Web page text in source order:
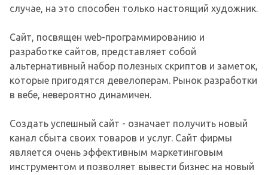
случае, на это способен только настоящий художник.
Сайт, посвящен web-программированию и
разработке сайтов, представляет собой
альтернативный набор полезных скриптов и заметок,
которые пригодятся девелоперам. Рынок разработки
в вебе, невероятно динамичен.
Создать успешный сайт - означает получить новый
канал сбыта своих товаров и услуг. Сайт фирмы
является очень эффективным маркетинговым
инструментом и позволяет вывести бизнес на новый